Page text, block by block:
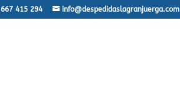
667 415 294 info@despedidaslagranjuerga.com